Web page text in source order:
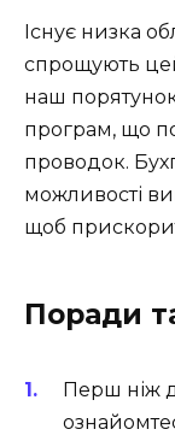
Існує низка
спрощують
наш
програм, що
проводок.
можливості
щоб
Поради
Перш ніж